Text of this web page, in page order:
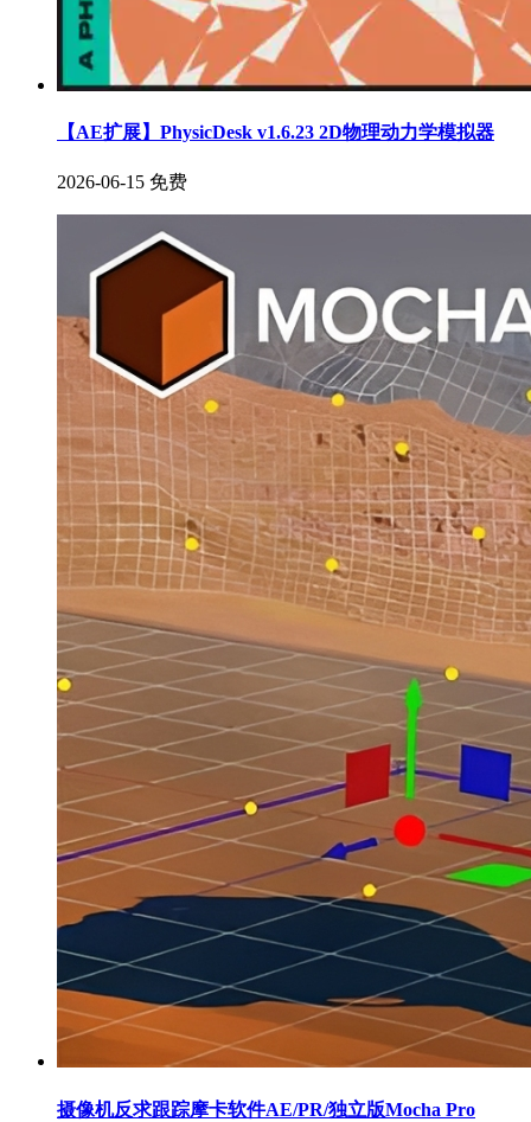
【AE扩展】PhysicDesk v1.6.23 2D物理动力学模拟器
2026-06-15 免费
摄像机反求跟踪摩卡软件AE/PR/独立版Mocha Pro